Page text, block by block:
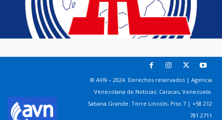
© AVN – 2024. Derechos reservados | Agencia
Venezolana de Noticias. Caracas, Venezuela.
Sabana Grande. Torre Lincoln, Piso 7 | +58 212
781 2711